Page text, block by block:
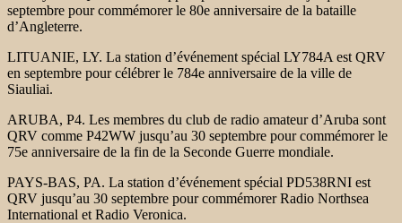
septembre pour commémorer le 80e anniversaire de la bataille
d’Angleterre.
LITUANIE, LY. La station d’événement spécial LY784A est QRV
en septembre pour célébrer le 784e anniversaire de la ville de
Siauliai.
ARUBA, P4. Les membres du club de radio amateur d’Aruba sont
QRV comme P42WW jusqu’au 30 septembre pour commémorer le
75e anniversaire de la fin de la Seconde Guerre mondiale.
PAYS-BAS, PA. La station d’événement spécial PD538RNI est
QRV jusqu’au 30 septembre pour commémorer Radio Northsea
International et Radio Veronica.